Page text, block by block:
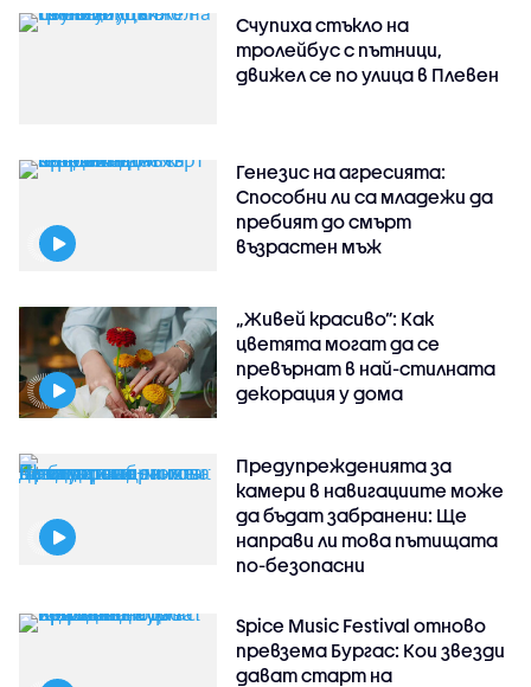
Счупиха стъкло на
тролейбус с пътници,
движел се по улица в Плевен
Генезис на агресията:
Способни ли са младежи да
пребият до смърт
възрастен мъж
„Живей красиво”: Как
цветята могат да се
превърнат в най-стилната
декорация у дома
Предупрежденията за
камери в навигациите може
да бъдат забранени: Ще
направи ли това пътищата
по-безопасни
Spice Music Festival отново
превзема Бургас: Кои звезди
дават старт на